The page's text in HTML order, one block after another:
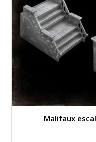
Malifaux